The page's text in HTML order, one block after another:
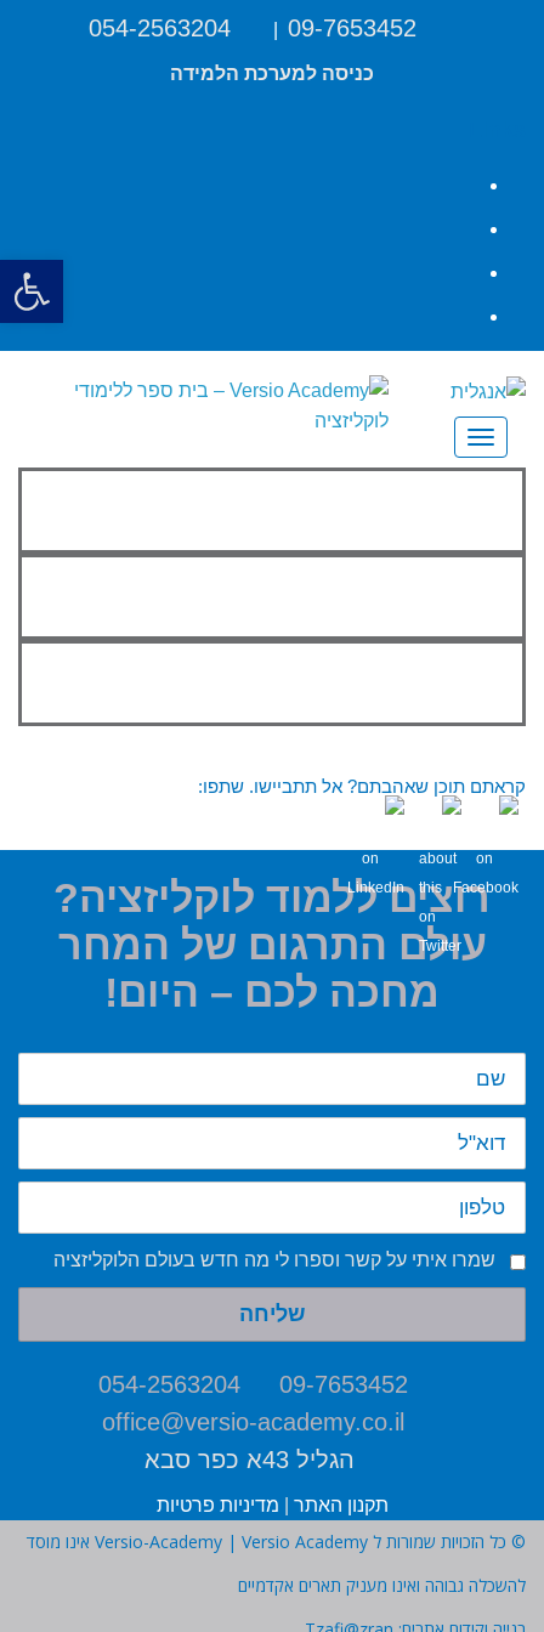
09-7653452
054-2563204
כניסה למערכת הלמידה
תפריט
קראתם תוכן שאהבתם? אל תתביישו. שתפו:
רוצים ללמוד לוקליזציה?
עולם התרגום של המחר
מחכה לכם – היום!
שמרו איתי על קשר וספרו לי מה חדש בעולם הלוקליזציה
שליחה
09-7653452
054-2563204
office@versio-academy.co.il
הגליל 43א כפר סבא
תקנון האתר מדיניות פרטיות
© כל הזכויות שמורות ל Versio-Academy | Versio Academy אינו מוסד
להשכלה גבוהה ואינו מעניק תארים אקדמיים
פתח